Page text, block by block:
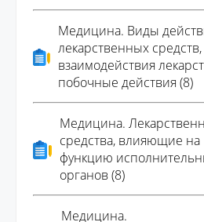
Медицина. Виды
лекарственных средств,
взаимодействия
побочные действия (8)
Медицина.
средства, влияющие на
функцию
органов (8)
Медицина.